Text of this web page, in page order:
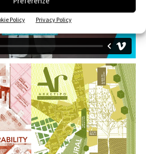
Policy Privacy Policy